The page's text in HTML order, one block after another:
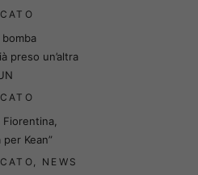
preso un’altra
per Kean”
, NEWS